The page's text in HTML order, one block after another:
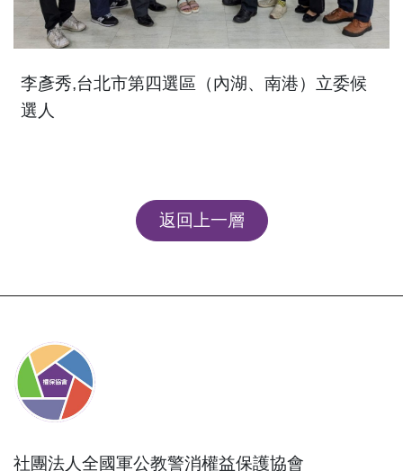
李彥秀,台北市第四選區（內湖、南港）立委候
選人
返回上一層
社團法人全國軍公教警消權益保護協會